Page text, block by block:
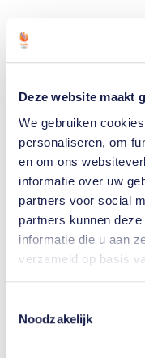
Deze website maakt
We gebruiken
personaliseren, om
en om ons
informatie over uw
partners voor social
partners kunnen
informatie die u aan
verzameld op basis
Noodzakelijk